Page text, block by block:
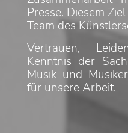
Presse. Diesem
Team des
Vertrauen,
Kenntnis der
Musik und
für unsere Arbeit.